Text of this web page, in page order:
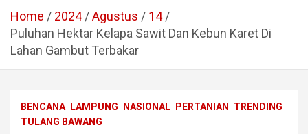
Home 2024 Agustus
14
Puluhan Hektar Kelapa Sawit Dan Kebun Karet Di
Lahan Gambut Terbakar
BENCANA LAMPUNG NASIONAL PERTANIAN
TRENDING
TULANG BAWANG